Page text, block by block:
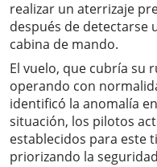
realizar un aterrizaje
después de detectarse
cabina de mando.
El vuelo, que cubría su
operando con
identificó la anomalía
situación, los pilotos
establecidos para este
priorizando la